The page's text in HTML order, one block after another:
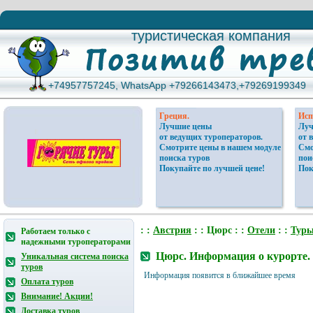
туристическая компания
туристическая компания
+74957757245, WhatsApp +79266143473,+79269199349
+74957757245, WhatsApp +79266143473,+79269199349
Греция.
Лучшие цены
от ведущих туроператоров.
Смотрите цены в нашем модуле
поиска туров
Покупайте по лучшей цене!
от
Работаем только с
надежными туроператорами
Уникальная система поиска
туров
Оплата туров
Внимание! Акции!
Доставка туров
: : Австрия : : Цюрс : : Отели : :
Цюрс. Информация о курорте.
Информация появится в ближайшее время